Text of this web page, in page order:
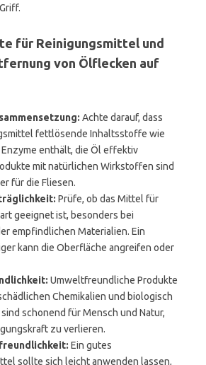
für Reinigungsmittel und
von Ölflecken auf
Achte darauf, dass
fettlösende Inhaltsstoffe wie
enthält, die Öl effektiv
mit natürlichen Wirkstoffen sind
für die Fliesen.
Prüfe, ob das Mittel für
geeignet ist, besonders bei
empfindlichen Materialien. Ein
kann die Oberfläche angreifen oder
Umweltfreundliche Produkte
Chemikalien und biologisch
sind schonend für Mensch und Natur,
zu verlieren.
Ein gutes
sollte sich leicht anwenden lassen,